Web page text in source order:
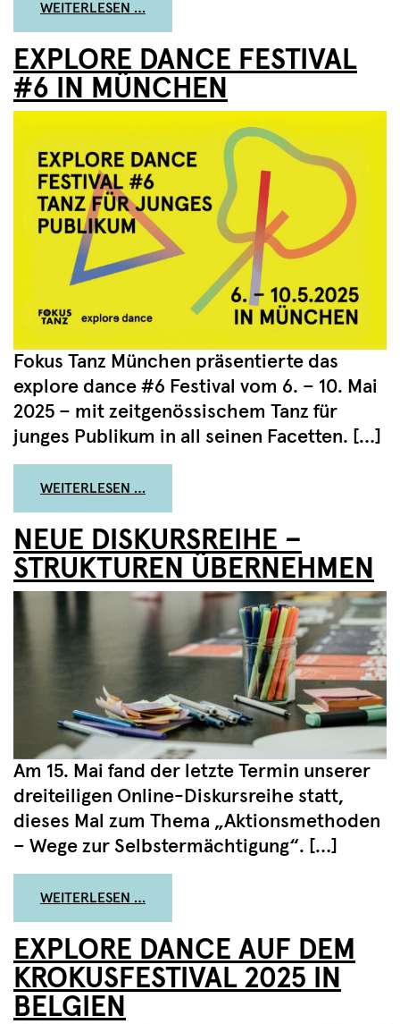
WEITERLESEN …
EXPLORE DANCE FESTIVAL
#6 IN MÜNCHEN
Fokus Tanz München präsentierte das
explore dance #6 Festival vom 6. – 10. Mai
2025 – mit zeitgenössischem Tanz für
junges Publikum in all seinen Facetten. […]
WEITERLESEN …
NEUE DISKURSREIHE –
STRUKTUREN ÜBERNEHMEN
Am 15. Mai fand der letzte Termin unserer
dreiteiligen Online-Diskursreihe statt,
dieses Mal zum Thema „Aktionsmethoden
– Wege zur Selbstermächtigung“. […]
WEITERLESEN …
EXPLORE DANCE AUF DEM
KROKUSFESTIVAL 2025 IN
BELGIEN